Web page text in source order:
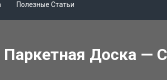
Полезные Статьи
Доска —